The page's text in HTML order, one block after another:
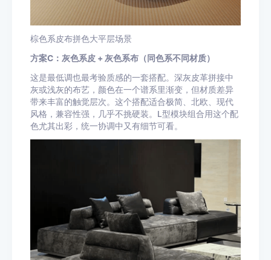
棕色系皮布拼色大平层场景
方案C：灰色系皮 + 灰色系布（同色系不同材质）
这是最低调也最考验质感的一套搭配。深灰皮革拼接中
灰或浅灰的布艺，颜色在一个谱系里渐变，但材质差异
带来丰富的触觉层次。这个搭配适合极简、北欧、现代
风格，兼容性强，几乎不挑硬装。L型模块组合用这个配
色尤其出彩，统一协调中又有细节可看。